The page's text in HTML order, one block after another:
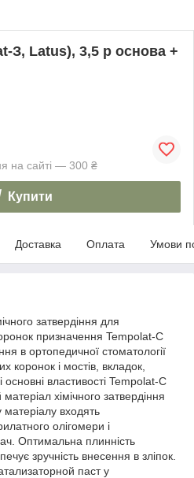
З, Latus), 3,5 р основа +
на сайті — 300 ₴
Купити
Доставка Оплата Умови
затвердіння для
призначення Tempolat-C
в ортопедичної стоматології
коронок і мостів, вкладок,
основні властивості Tempolat-C
хімічного затвердіння
входять
олігомери і
Оптимальна плинність
зручність внесення в зліпок.
паст у